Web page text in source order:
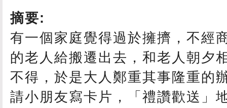
摘要:
有一個家庭覺得過於擁擠，不經
的老人給搬遷出去，和老人朝夕
不得，於是大人鄭重其事隆重的
請小朋友寫卡片，「禮讚歡送」